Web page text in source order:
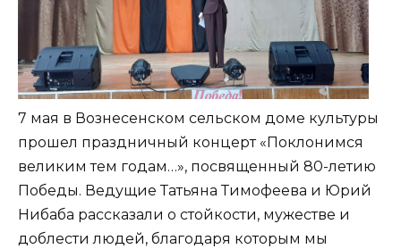
7 мая в Вознесенском сельском доме культуры
прошел праздничный концерт «Поклонимся
великим тем годам…», посвященный 80-летию
Победы. Ведущие Татьяна Тимофеева и Юрий
Нибаба рассказали о стойкости, мужестве и
доблести людей, благодаря которым мы